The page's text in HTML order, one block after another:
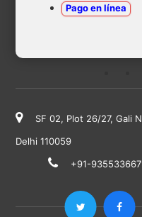
Pago en línea
SF 02, Plot 26/27, Gali
Delhi 110059
+91-